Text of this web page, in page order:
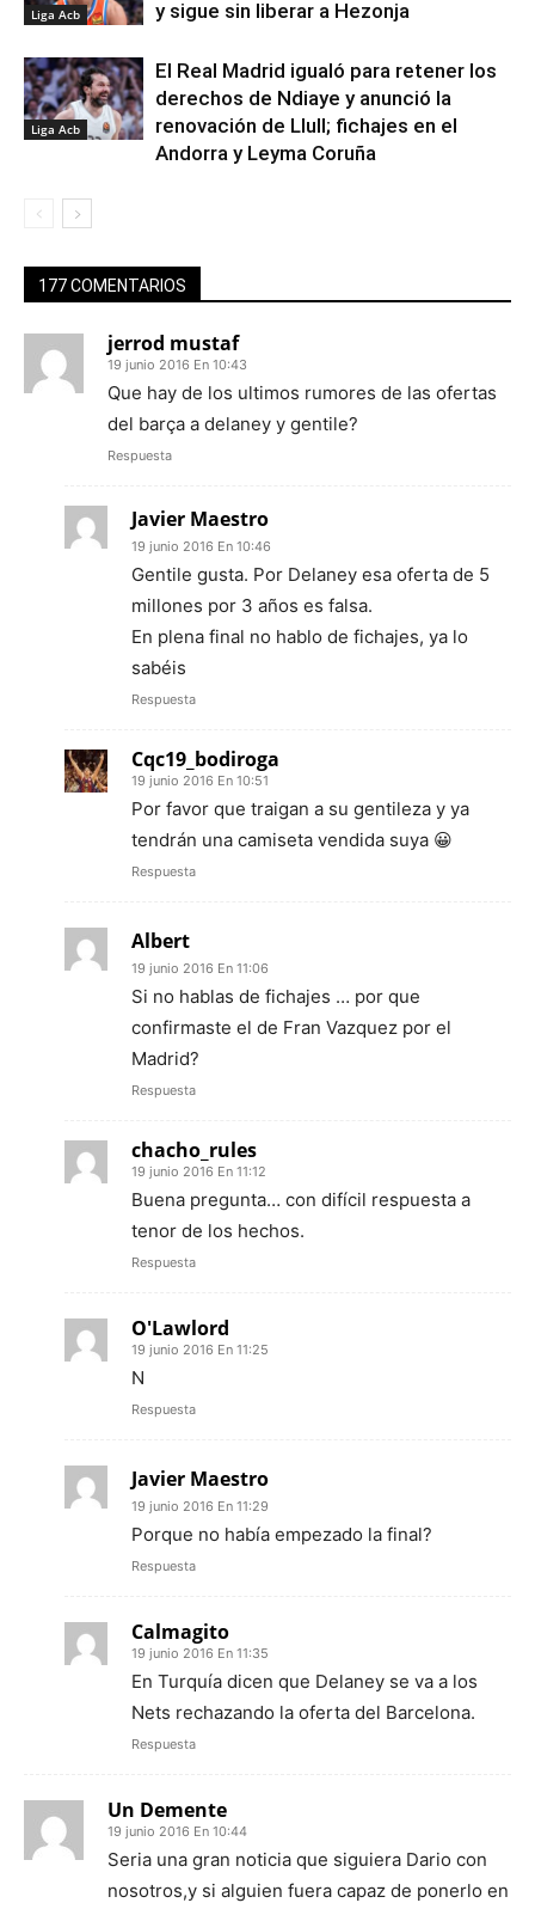
Liga Acb y sigue sin liberar a Hezonja
Liga Acb
El Real Madrid igualó para retener los
derechos de Ndiaye y anunció la
renovación de Llull; fichajes en el
Andorra y Leyma Coruña
177 COMENTARIOS
jerrod mustaf
19 junio 2016 En 10:43
Que hay de los ultimos rumores de las ofertas
del barça a delaney y gentile?
Respuesta
Javier Maestro
19 junio 2016 En 10:46
Gentile gusta. Por Delaney esa oferta de 5
millones por 3 años es falsa.
En plena final no hablo de fichajes, ya lo
sabéis
Respuesta
Cqc19_bodiroga
19 junio 2016 En 10:51
Por favor que traigan a su gentileza y ya
tendrán una camiseta vendida suya 😀
Respuesta
Albert
19 junio 2016 En 11:06
Si no hablas de fichajes … por que
confirmaste el de Fran Vazquez por el
Madrid?
Respuesta
chacho_rules
19 junio 2016 En 11:12
Buena pregunta… con difícil respuesta a
tenor de los hechos.
Respuesta
O'Lawlord
19 junio 2016 En 11:25
N
Respuesta
Javier Maestro
19 junio 2016 En 11:29
Porque no había empezado la final?
Respuesta
Calmagito
19 junio 2016 En 11:35
En Turquía dicen que Delaney se va a los
Nets rechazando la oferta del Barcelona.
Respuesta
Un Demente
19 junio 2016 En 10:44
Seria una gran noticia que siguiera Dario con
nosotros,y si alguien fuera capaz de ponerlo en